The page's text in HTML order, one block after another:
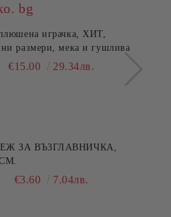
bg
играчка, ХИТ,
размери, мека и гушлива
€15.00 29.34лв.
ЗА ВЪЗГЛАВНИЧКА,
€3.60 7.04лв.